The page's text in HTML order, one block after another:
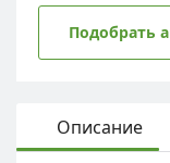
Подобрать
Описание